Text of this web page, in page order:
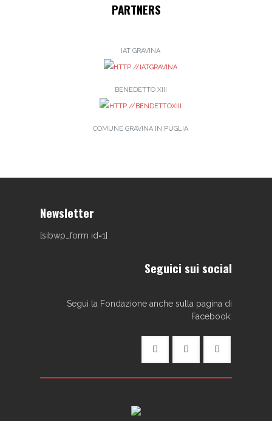
PARTNERS
IAT GRAVINA
BENEDETTO XIII
COMUNE GRAVINA IN PUGLIA
Newsletter
[sibwp_form id=1]
Seguici sui social
Segui la Fondazione anche sulla pagina di
Facebook: